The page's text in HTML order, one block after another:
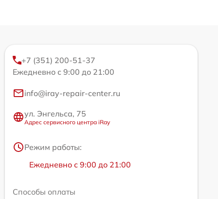
+7 (351) 200-51-37
Ежедневно с 9:00 до 21:00
info@iray-repair-center.ru
ул. Энгельса, 75
Адрес сервисного центра iRay
Режим работы:
Ежедневно с 9:00 до 21:00
Способы оплаты